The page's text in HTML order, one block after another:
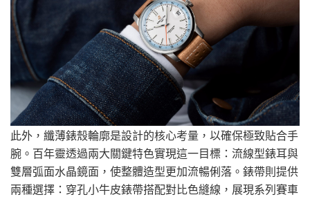
此外，纖薄錶殼輪廓是設計的核心考量，以確保極致貼合手
腕。百年靈透過兩大關鍵特色實現這一目標：流線型錶耳與
雙層弧面水晶鏡面，使整體造型更加流暢俐落。錶帶則提供
兩種選擇：穿孔小牛皮錶帶搭配對比色縫線，展現系列賽車